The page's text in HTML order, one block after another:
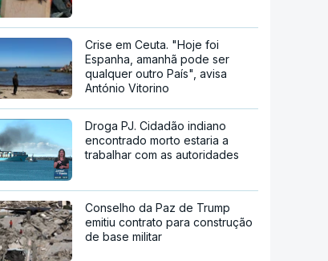
Crise em Ceuta. "Hoje foi
Espanha, amanhã pode ser
qualquer outro País", avisa
António Vitorino
Droga PJ. Cidadão indiano
encontrado morto estaria a
trabalhar com as autoridades
Conselho da Paz de Trump
emitiu contrato para construção
de base militar